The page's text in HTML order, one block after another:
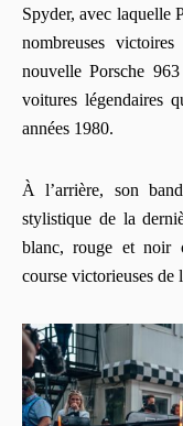
Spyder, avec laquelle
nombreuses
nouvelle Porsche
voitures légendaires
années 1980.
À l’arrière, son
stylistique de la
blanc, rouge et noir
course victorieuses de